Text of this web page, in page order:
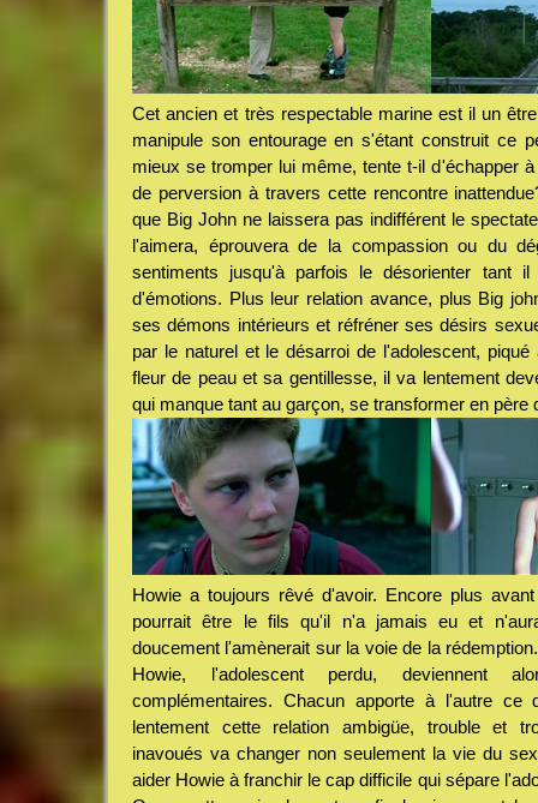
Cet ancien et très respectable marine est il un
manipule son entourage en s'étant construit ce
mieux se tromper lui même, tente t-il d'échapper
de perversion à travers cette rencontre
que Big John ne laissera pas indifférent le
l'aimera, éprouvera de la compassion ou du
sentiments jusqu'à parfois le désorienter tant
d'émotions. Plus leur relation avance, plus Big
ses démons intérieurs et réfréner ses désirs
par le naturel et le désarroi de l'adolescent,
fleur de peau et sa gentillesse, il va lentement
qui manque tant au garçon, se transformer en père
Howie a toujours rêvé d'avoir. Encore plus
pourrait être le fils qu'il n'a jamais eu et
doucement l'amènerait sur la voie de la
Howie, l'adolescent perdu, deviennent
complémentaires. Chacun apporte à l'autre
lentement cette relation ambigüe, trouble et
inavoués va changer non seulement la vie du
aider Howie à franchir le cap difficile qui sépare